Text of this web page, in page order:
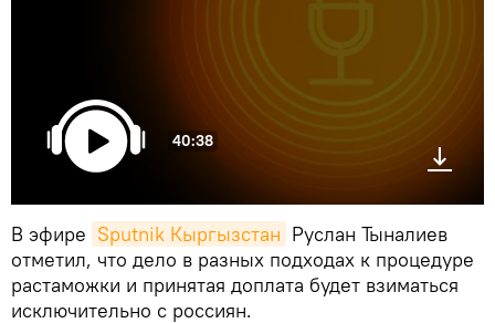
40:38
В эфире Sputnik Кыргызстан Руслан Тыналиев
отметил, что дело в разных подходах к процедуре
растаможки и принятая доплата будет взиматься
исключительно с россиян.